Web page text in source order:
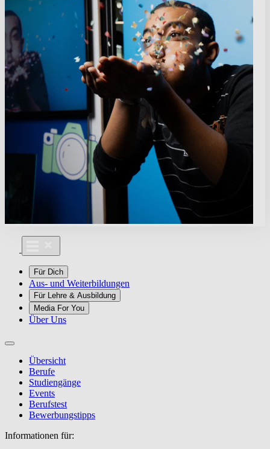
Für Dich
Aus- und Weiterbildungen
Für Lehre & Ausbildung
Media For You
Über Uns
Übersicht
Berufe
Studiengänge
Events
Berufstest
Bewerbungstipps
Informationen für: